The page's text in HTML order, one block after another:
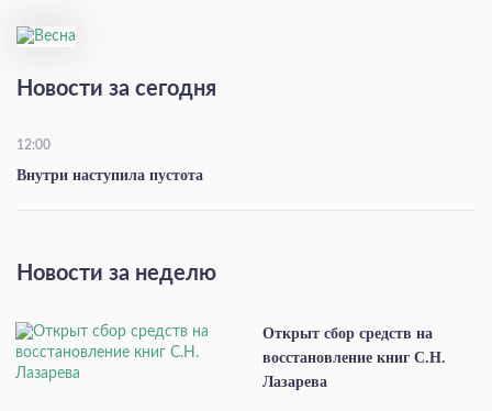
Новости за сегодня
12:00
Внутри наступила пустота
Новости за неделю
Открыт сбор средств на
восстановление книг С.Н.
Лазарева